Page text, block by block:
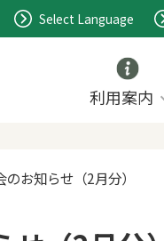
Select Language
利用案内
のお知らせ（2月分）